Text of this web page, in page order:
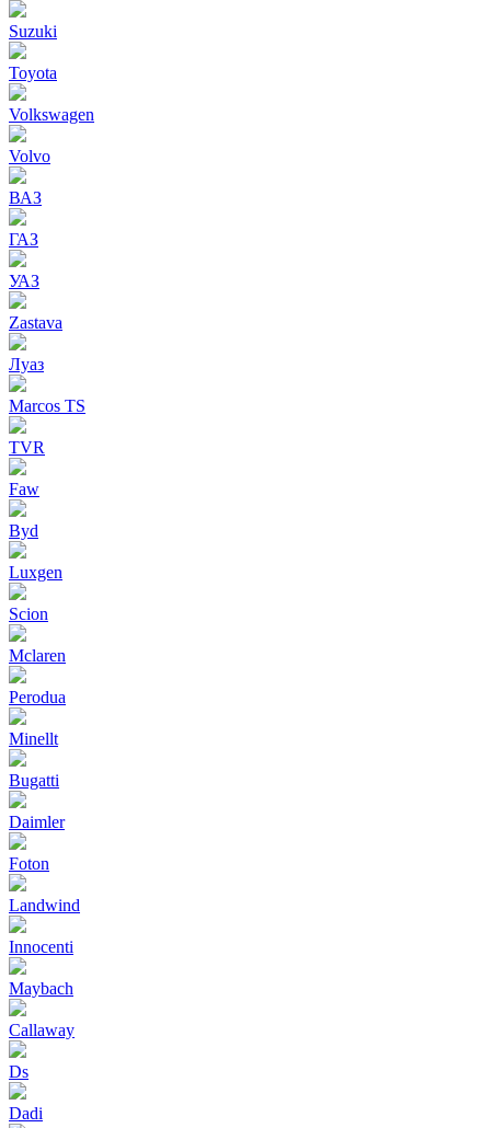
Suzuki
Toyota
Volkswagen
Volvo
ВАЗ
ГАЗ
УАЗ
Zastava
Луаз
Marcos TS
TVR
Faw
Byd
Luxgen
Scion
Mclaren
Perodua
Minellt
Bugatti
Daimler
Foton
Landwind
Innocenti
Maybach
Callaway
Ds
Dadi